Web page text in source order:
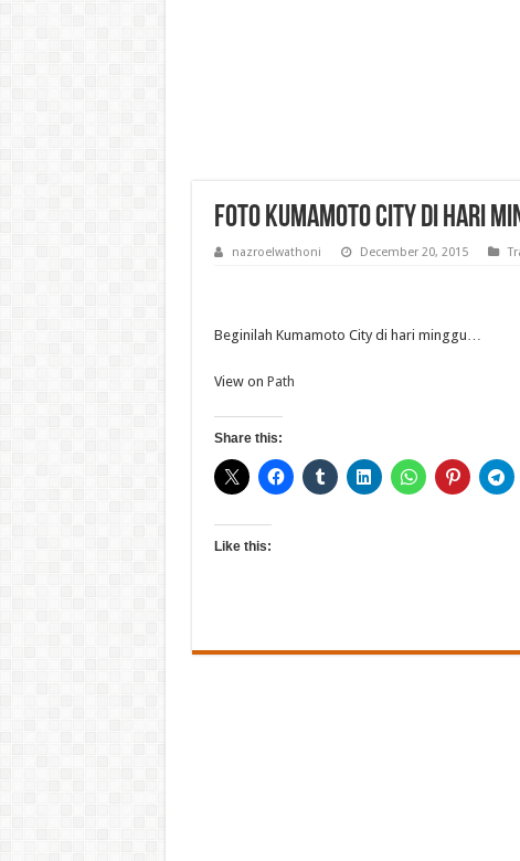
Foto Kumamoto City di hari
nazroelwathoni December 20, 2015
Beginilah Kumamoto City di hari minggu…
View on Path
Share this:
Like this: